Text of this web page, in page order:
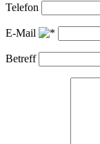
Telefon
E-Mail
Betreff